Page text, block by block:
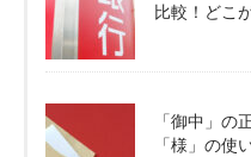
比較！どこ
「御中」の
「様」の使